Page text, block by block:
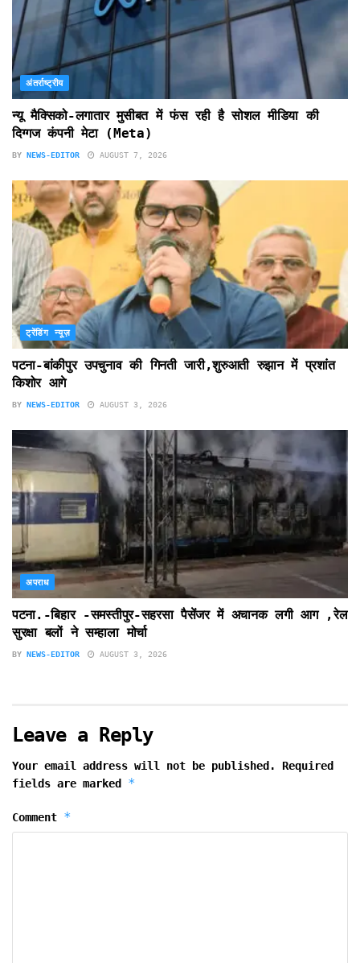
अंतर्राष्ट्रीय
न्यू मैक्सिको-लगातार मुसीबत में फंस रही है सोशल मीडिया की
दिग्गज कंपनी मेटा (Meta)
BY NEWS-EDITOR AUGUST 7, 2026
ट्रेंडिंग न्यूज़
पटना-बांकीपुर उपचुनाव की गिनती जारी,शुरुआती रुझान में प्रशांत
किशोर आगे
BY NEWS-EDITOR AUGUST 3, 2026
अपराध
पटना.-बिहार -समस्तीपुर-सहरसा पैसेंजर में अचानक लगी आग ,रेल
सुरक्षा बलों ने सम्हाला मोर्चा
BY NEWS-EDITOR AUGUST 3, 2026
Leave a Reply
Your email address will not be published.
Required
fields are marked *
Comment *